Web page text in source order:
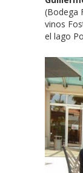
(Bodega
vinos
el lago